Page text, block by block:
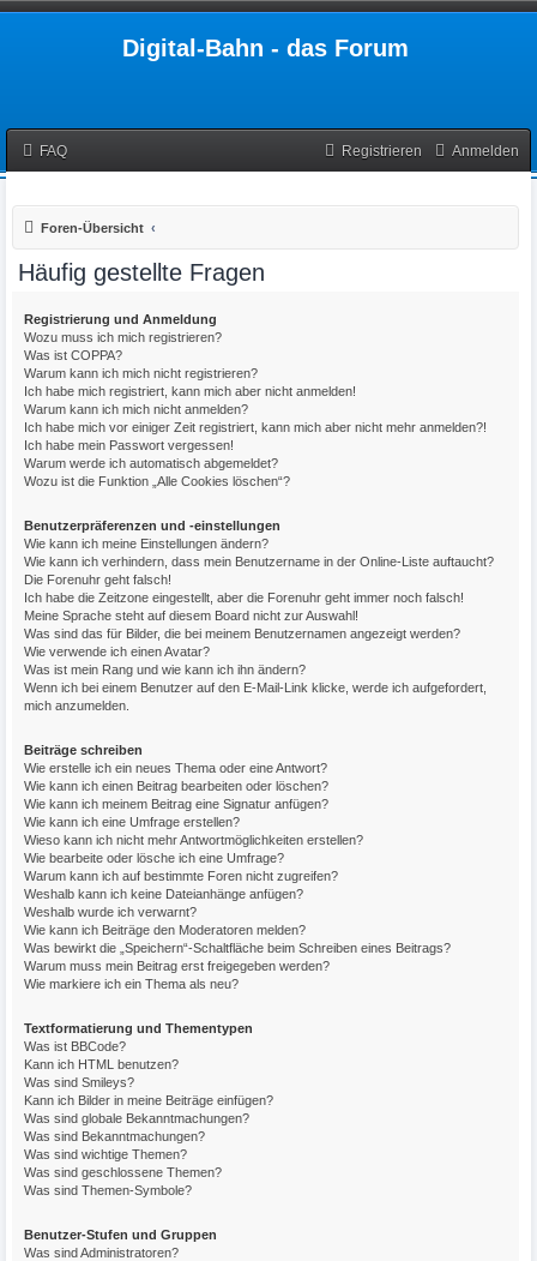
Digital-Bahn - das Forum
FAQ Anmelden
Registrieren
Foren-Übersicht
Häufig gestellte Fragen
Registrierung und Anmeldung
Wozu muss ich mich registrieren?
Was ist COPPA?
Warum kann ich mich nicht registrieren?
Ich habe mich registriert, kann mich aber nicht anmelden!
Warum kann ich mich nicht anmelden?
Ich habe mich vor einiger Zeit registriert, kann mich aber nicht mehr anmelden?!
Ich habe mein Passwort vergessen!
Warum werde ich automatisch abgemeldet?
Wozu ist die Funktion „Alle Cookies löschen“?
Benutzerpräferenzen und -einstellungen
Wie kann ich meine Einstellungen ändern?
Wie kann ich verhindern, dass mein Benutzername in der Online-Liste auftaucht?
Die Forenuhr geht falsch!
Ich habe die Zeitzone eingestellt, aber die Forenuhr geht immer noch falsch!
Meine Sprache steht auf diesem Board nicht zur Auswahl!
Was sind das für Bilder, die bei meinem Benutzernamen angezeigt werden?
Wie verwende ich einen Avatar?
Was ist mein Rang und wie kann ich ihn ändern?
Wenn ich bei einem Benutzer auf den E-Mail-Link klicke, werde ich aufgefordert,
mich anzumelden.
Beiträge schreiben
Wie erstelle ich ein neues Thema oder eine Antwort?
Wie kann ich einen Beitrag bearbeiten oder löschen?
Wie kann ich meinem Beitrag eine Signatur anfügen?
Wie kann ich eine Umfrage erstellen?
Wieso kann ich nicht mehr Antwortmöglichkeiten erstellen?
Wie bearbeite oder lösche ich eine Umfrage?
Warum kann ich auf bestimmte Foren nicht zugreifen?
Weshalb kann ich keine Dateianhänge anfügen?
Weshalb wurde ich verwarnt?
Wie kann ich Beiträge den Moderatoren melden?
Was bewirkt die „Speichern“-Schaltfläche beim Schreiben eines Beitrags?
Warum muss mein Beitrag erst freigegeben werden?
Wie markiere ich ein Thema als neu?
Textformatierung und Thementypen
Was ist BBCode?
Kann ich HTML benutzen?
Was sind Smileys?
Kann ich Bilder in meine Beiträge einfügen?
Was sind globale Bekanntmachungen?
Was sind Bekanntmachungen?
Was sind wichtige Themen?
Was sind geschlossene Themen?
Was sind Themen-Symbole?
Benutzer-Stufen und Gruppen
Was sind Administratoren?